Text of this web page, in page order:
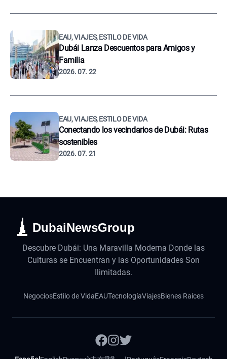
EAU, VIAJES, ESTILO DE VIDA
Dubái Lanza Descuentos para Amigos y
Familia
2026. 07. 22
EAU, VIAJES, ESTILO DE VIDA
Conectando los vecindarios de Dubái: Rutas
sostenibles
2026. 07. 21
DubaiNewsGroup
Descubre Dubái: Una Maravilla Moderna Donde las
Culturas se Encuentran y las Oportunidades Son
Ilimitadas.
NegociosEstilo de VidaEAUTecnologíaViajesBienes Raíces